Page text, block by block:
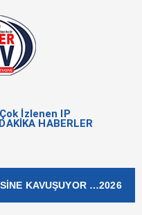
İzlenen IP
HABERLER
…2026